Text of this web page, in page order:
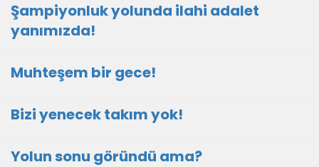
Şampiyonluk yolunda ilahi adalet
yanımızda!
Muhteşem bir gece!
Bizi yenecek takım yok!
Yolun sonu göründü ama?